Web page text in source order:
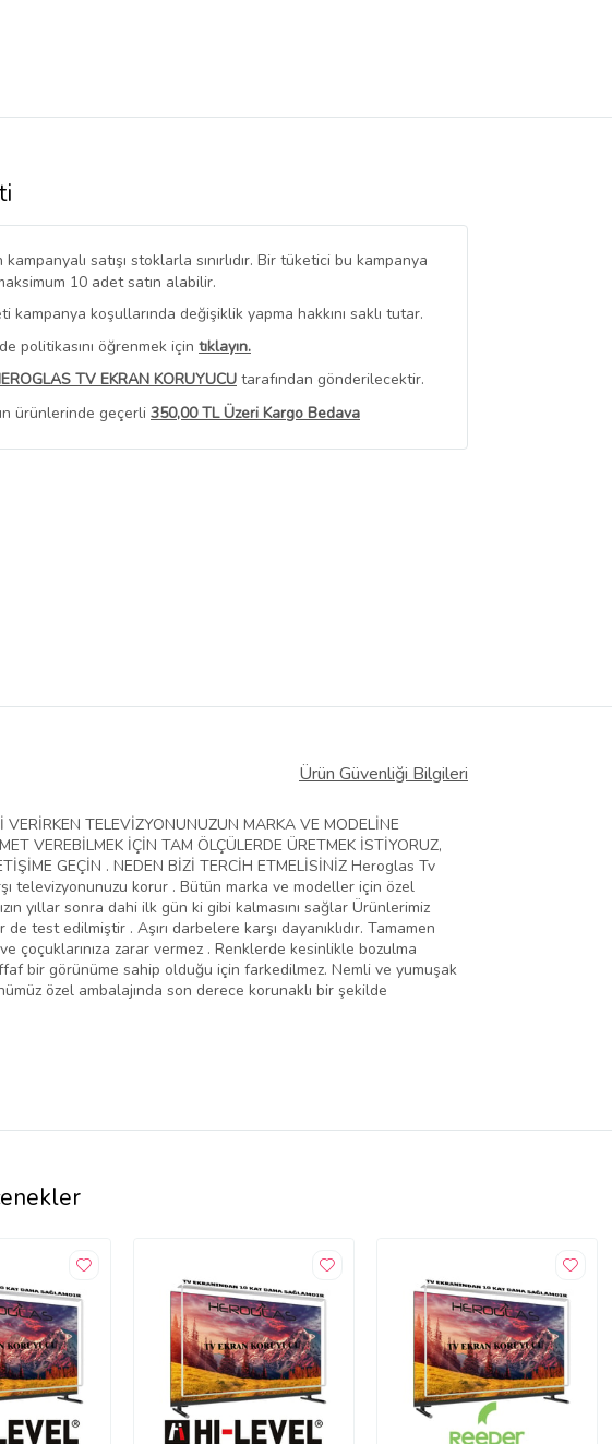
satışı stoklarla sınırlıdır. Bir tüketici bu kampanya
10 adet satın alabilir.
kampanya koşullarında değişiklik yapma hakkını saklı tutar.
politikasını öğrenmek için tıklayın.
TV EKRAN KORUYUCU tarafından gönderilecektir.
ürünlerinde geçerli 350,00 TL Üzeri Kargo Bedava
Tüm Ürünlerini Görüntüle
Ürün Güvenliği Bilgileri
TELEVİZYONUNUZUN MARKA VE MODELİNE
VEREBİLMEK İÇİN TAM ÖLÇÜLERDE ÜRETMEK İSTİYORUZ,
GEÇİN . NEDEN BİZİ TERCİH ETMELİSİNİZ Heroglas Tv
televizyonunuzu korur . Bütün marka ve modeller için özel
yıllar sonra dahi ilk gün ki gibi kalmasını sağlar Ürünlerimiz
test edilmiştir . Aşırı darbelere karşı dayanıklıdır. Tamamen
çoçuklarınıza zarar vermez . Renklerde kesinlikle bozulma
bir görünüme sahip olduğu için farkedilmez. Nemli ve yumuşak
özel ambalajında son derece korunaklı bir şekilde